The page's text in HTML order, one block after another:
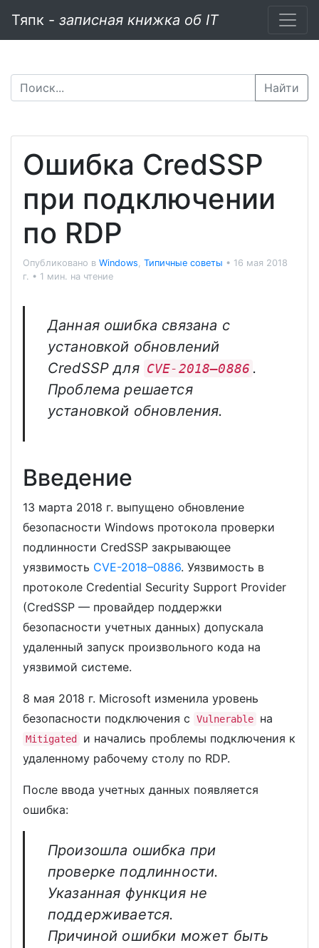
Тяпк - записная книжка об IT
Найти
Ошибка CredSSP
при подключении
по RDP
Опубликовано в Windows, Типичные советы • 16 мая 2018
г. • 1 мин. на чтение
Данная ошибка связана с
установкой обновлений
CredSSP для CVE-2018–0886 .
Проблема решается
установкой обновления.
Введение
13 марта 2018 г. выпущено обновление
безопасности Windows протокола проверки
подлинности CredSSP закрывающее
уязвимость CVE-2018–0886. Уязвимость в
протоколе Credential Security Support Provider
(CredSSP — провайдер поддержки
безопасности учетных данных) допускала
удаленный запуск произвольного кода на
уязвимой системе.
8 мая 2018 г. Microsoft изменила уровень
безопасности подключения с
Vulnerable на
Mitigated
и начались проблемы подключения к
удаленному рабочему столу по RDP.
После ввода учетных данных появляется
ошибка:
Произошла ошибка при
проверке подлинности.
Указанная функция не
поддерживается.
Причиной ошибки может быть